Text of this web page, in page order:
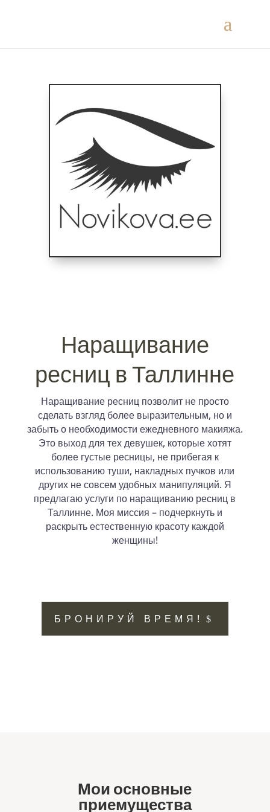
Наращивание
ресниц в Таллинне
Наращивание ресниц позволит не просто
сделать взгляд более выразительным, но и
забыть о необходимости ежедневного макияжа.
Это выход для тех девушек, которые хотят
более густые ресницы, не прибегая к
использованию туши, накладных пучков или
других не совсем удобных манипуляций. Я
предлагаю услуги по наращиванию ресниц в
Таллинне. Моя миссия – подчеркнуть и
раскрыть естественную красоту каждой
женщины!
БРОНИРУЙ ВРЕМЯ!
Мои основные
приемущества